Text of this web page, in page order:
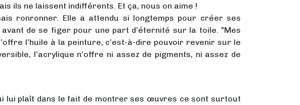
ils ne laissent indifférents. Et ça, nous on aime !
ronronner. Elle a attendu si longtemps pour créer ses
de se figer pour une part d’éternité sur la toile. "Mes
l’huile à la peinture, c’est-à-dire pouvoir revenir sur le
l’acrylique n’offre ni assez de pigments, ni assez de
lui plaît dans le fait de montrer ses œuvres ce sont surtout